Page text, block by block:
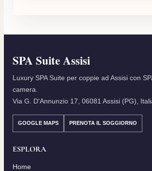
SPA Suite Assisi
Luxury SPA Suite per coppie ad Assisi con
camera.
Via G. D'Annunzio 17, 06081 Assisi (PG),
GOOGLE MAPS PRENOTA IL SOGGIORNO
ESPLORA
Home